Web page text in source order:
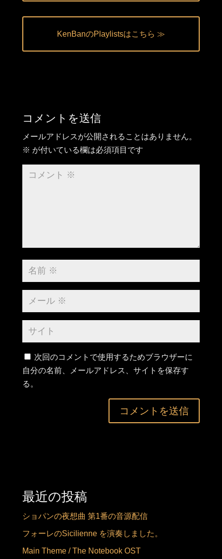
KenBanのPlaylistsはこちら ≫
コメントを送信
メールアドレスが公開されることはありません。
※ が付いている欄は必須項目です
次回のコメントで使用するためブラウザーに
自分の名前、メールアドレス、サイトを保存す
る。
最近の投稿
ショパンの夜想曲 第1番の音源配信
フォーレのSicilienne を演奏しました。
Main Theme / The Notebook OST